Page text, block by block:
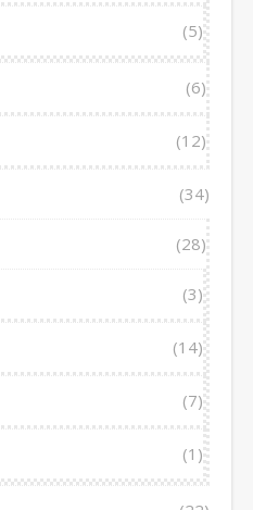
(5)
(6)
(12)
(34)
(28)
(3)
(14)
(7)
(1)